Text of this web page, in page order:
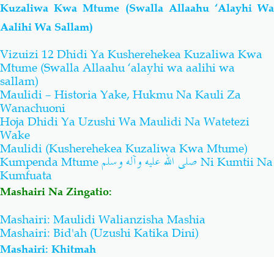
Kuzaliwa Kwa Mtume (Swalla Allaahu ‘Alayhi Wa
Aalihi Wa Sallam)
Vizuizi 12 Dhidi Ya Kusherehekea Kuzaliwa Kwa
Mtume (Swalla Allaahu ‘alayhi wa aalihi wa
sallam)
Maulidi – Historia Yake, Hukmu Na Kauli Za
Wanachuoni
Hoja Dhidi Ya Uzushi Wa Maulidi Na Watetezi
Wake
Maulidi (Kusherehekea Kuzaliwa Kwa Mtume)
Kumpenda Mtume
Ni Kumtii Na
Kumfuata
Mashairi Na Zingatio:
Mashairi: Maulidi Walianzisha Mashia
Mashairi: Bid'ah (Uzushi Katika Dini)
Mashairi: Khitmah